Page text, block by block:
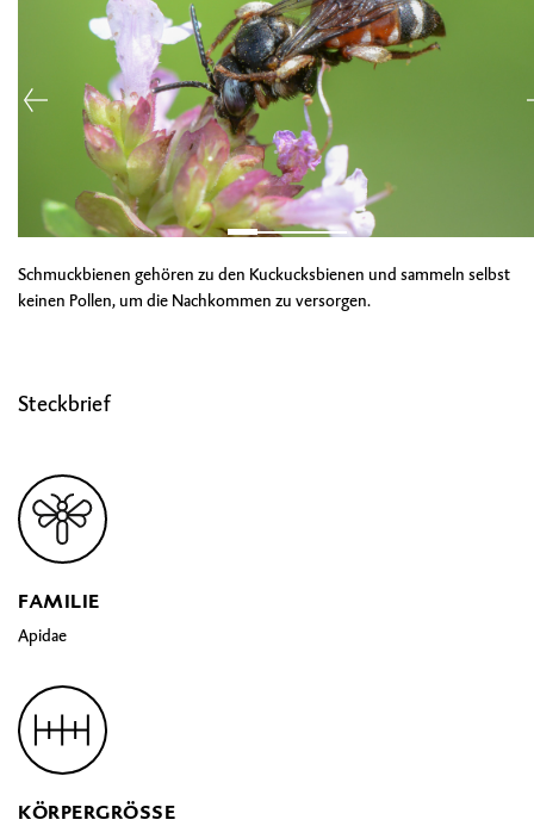
Schmuckbienen gehören zu den Kuckucksbienen und sammeln selbst
keinen Pollen, um die Nachkommen zu versorgen.
Steckbrief
FAMILIE
Apidae
KÖRPERGRÖSSE